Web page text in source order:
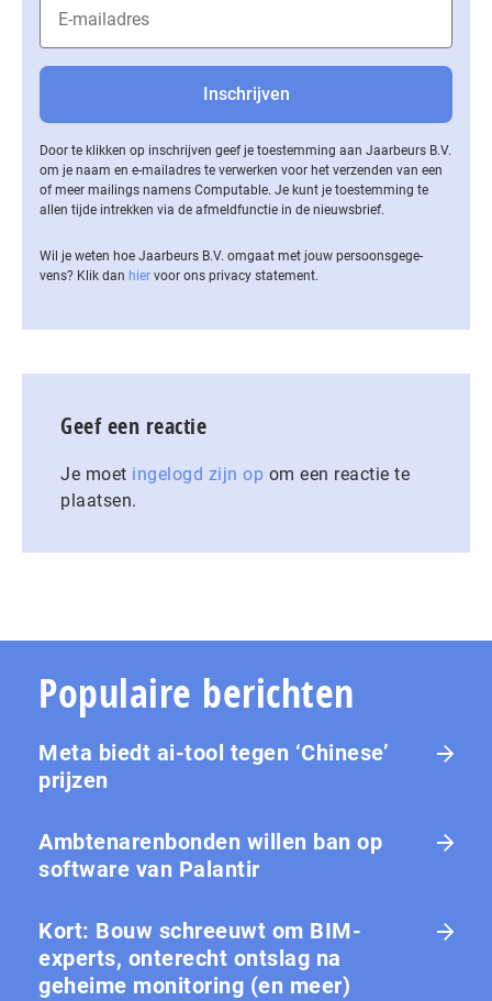
Door te klikken op inschrijven geef je toestemming aan Jaarbeurs B.V.
om je naam en e-mailadres te verwerken voor het verzenden van een
of meer mailings namens Computable. Je kunt je toestemming te
allen tijde intrekken via de af­meld­func­tie in de nieuwsbrief.
Wil je weten hoe Jaarbeurs B.V. omgaat met jouw per­soons­ge­ge­
vens? Klik dan hier voor ons privacy statement.
Geef een reactie
Je moet ingelogd zijn op om een reactie te
plaatsen.
Populaire berichten
Meta biedt ai-tool tegen ‘Chinese’
prijzen
Ambtenarenbonden willen ban op
software van Palantir
Kort: Bouw schreeuwt om BIM-
experts, onterecht ontslag na
geheime monitoring (en meer)